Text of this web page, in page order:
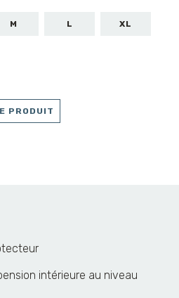
M L XL
PRODUIT
intérieure au niveau